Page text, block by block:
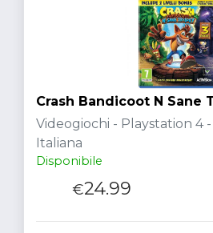
Crash Bandicoot N Sane
Videogiochi - Playstation 4
Italiana
Disponibile
€24.99